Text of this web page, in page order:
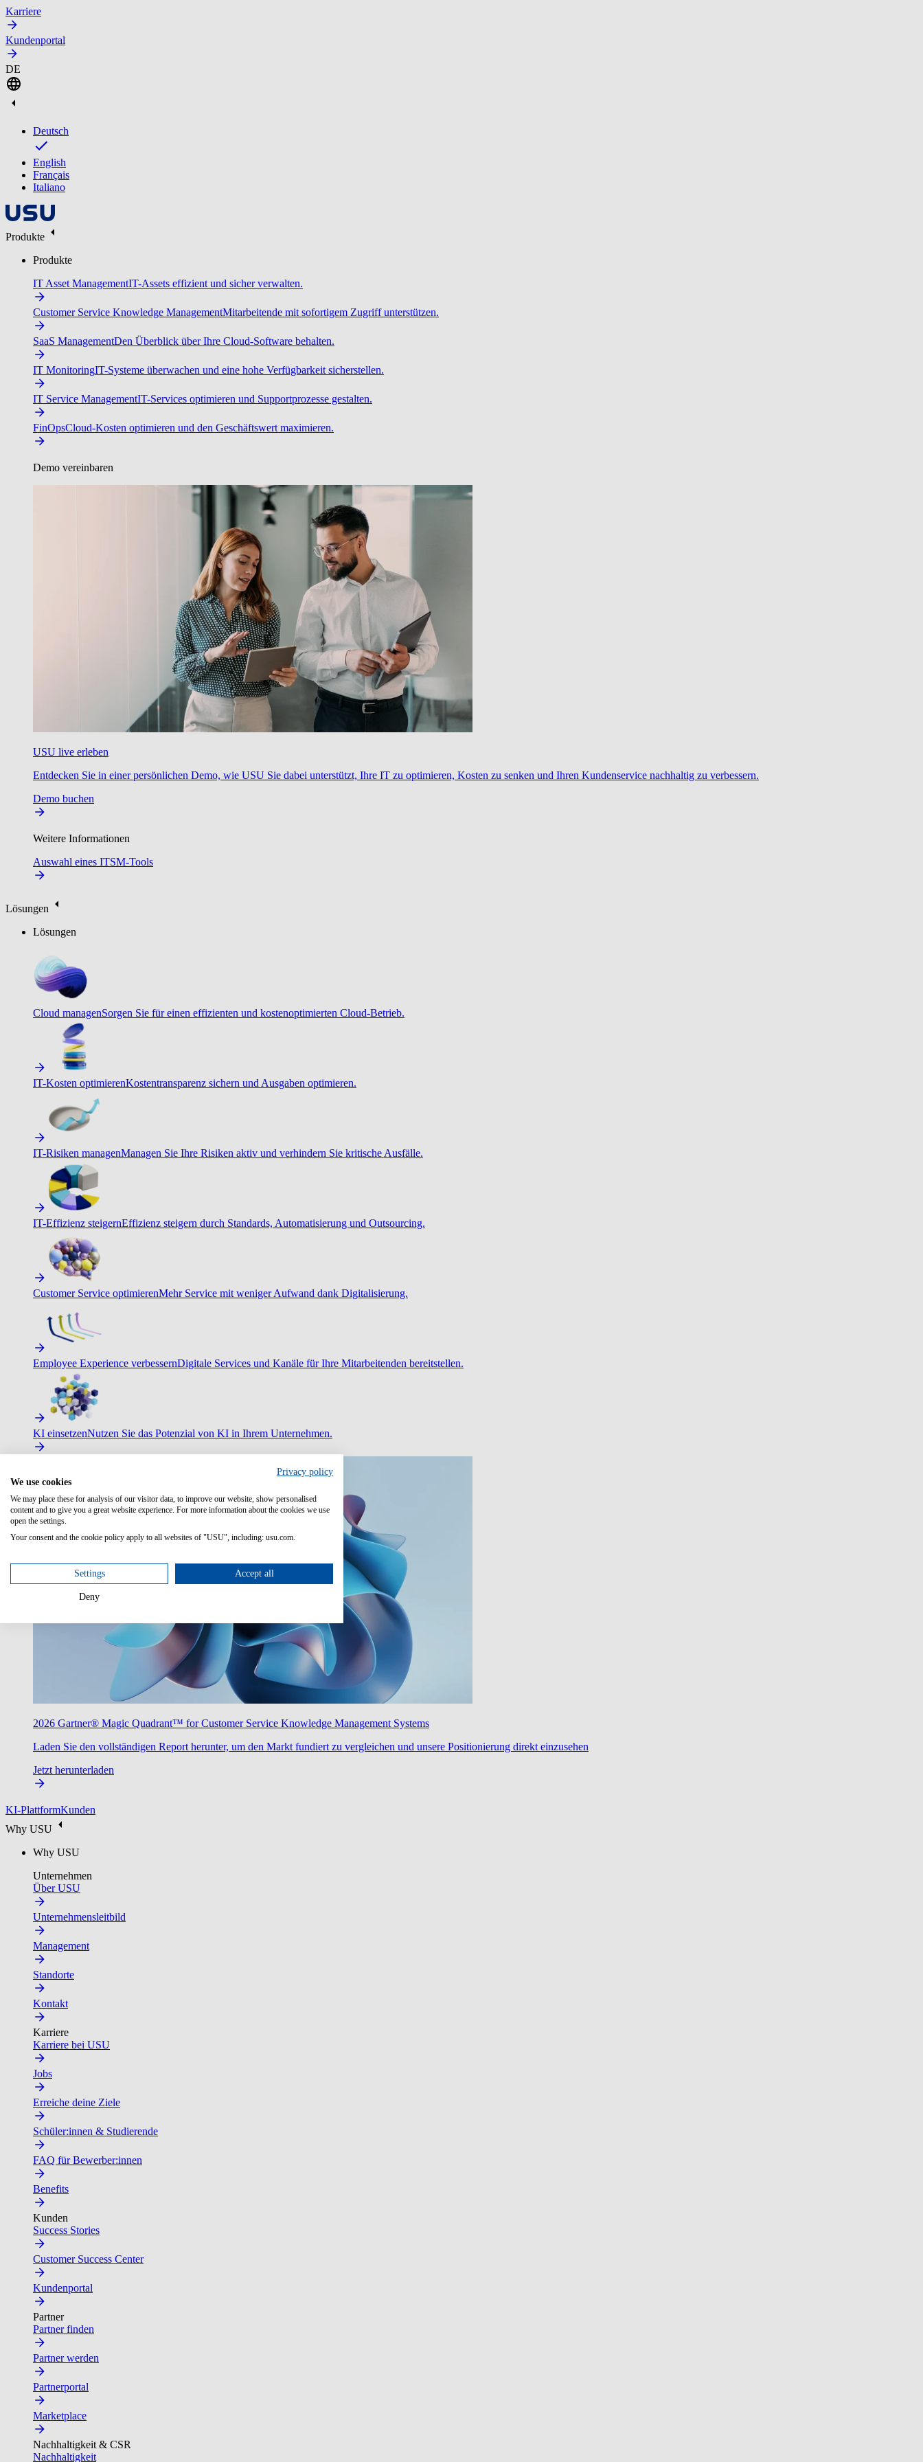
Karriere
Kundenportal
DE
Deutsch
English
Français
Italiano
Produkte
Produkte
IT Asset ManagementIT-Assets effizient und sicher verwalten.
Customer Service Knowledge ManagementMitarbeitende mit sofortigem Zugriff unterstützen.
SaaS ManagementDen Überblick über Ihre Cloud-Software behalten.
IT MonitoringIT-Systeme überwachen und eine hohe Verfügbarkeit sicherstellen.
IT Service ManagementIT-Services optimieren und Supportprozesse gestalten.
FinOpsCloud-Kosten optimieren und den Geschäftswert maximieren.
Demo vereinbaren
USU live erleben
Entdecken Sie in einer persönlichen Demo, wie USU Sie dabei unterstützt, Ihre IT zu optimieren, Kosten zu senken und Ihren Kundenservice nachhaltig zu verbessern.
Demo buchen
Weitere Informationen
Auswahl eines ITSM-Tools
Lösungen
Lösungen
Cloud managenSorgen Sie für einen effizienten und kostenoptimierten Cloud-Betrieb.
IT-Kosten optimierenKostentransparenz sichern und Ausgaben optimieren.
IT-Risiken managenManagen Sie Ihre Risiken aktiv und verhindern Sie kritische Ausfälle.
IT-Effizienz steigernEffizienz steigern durch Standards, Automatisierung und Outsourcing.
Customer Service optimierenMehr Service mit weniger Aufwand dank Digitalisierung.
Employee Experience verbessernDigitale Services und Kanäle für Ihre Mitarbeitenden bereitstellen.
KI einsetzenNutzen Sie das Potenzial von KI in Ihrem Unternehmen.
2026 Gartner® Magic Quadrant™ for Customer Service Knowledge Management Systems
Laden Sie den vollständigen Report herunter, um den Markt fundiert zu vergleichen und unsere Positionierung direkt einzusehen
Jetzt herunterladen
KI-PlattformKunden
Why USU
Why USU
Unternehmen
Über USU
Unternehmensleitbild
Management
Standorte
Kontakt
Karriere
Karriere bei USU
Jobs
Erreiche deine Ziele
Schüler:innen & Studierende
FAQ für Bewerber:innen
Benefits
Kunden
Success Stories
Customer Success Center
Kundenportal
Partner
Partner finden
Partner werden
Partnerportal
Marketplace
Nachhaltigkeit & CSR
Nachhaltigkeit
Privacy policy
We use cookies
We may place these for analysis of our visitor data, to improve our website, show personalised
content and to give you a great website experience. For more information about the cookies we use
open the settings.
Your consent and the cookie policy apply to all websites of "USU", including: usu.com.
Settings Accept all
Deny